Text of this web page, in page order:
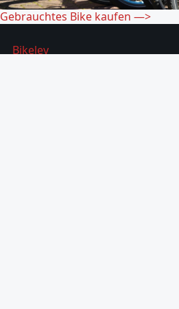
Gebrauchtes Bike kaufen —>
Bikeley